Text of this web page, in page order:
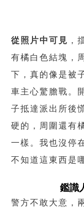
從照片中可見 ，
有橘白色結塊，
下，真的像是被
車主心驚膽戰。
子抵達派出所後
硬的，周圍還有
一樣。我也沒停
不知道這東西是
鑑識
警方不敢大意，